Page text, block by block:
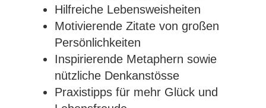
Hilfreiche Lebensweisheiten
Motivierende Zitate von großen
Persönlichkeiten
Inspirierende Metaphern sowie
nützliche Denkanstösse
Praxistipps für mehr Glück und